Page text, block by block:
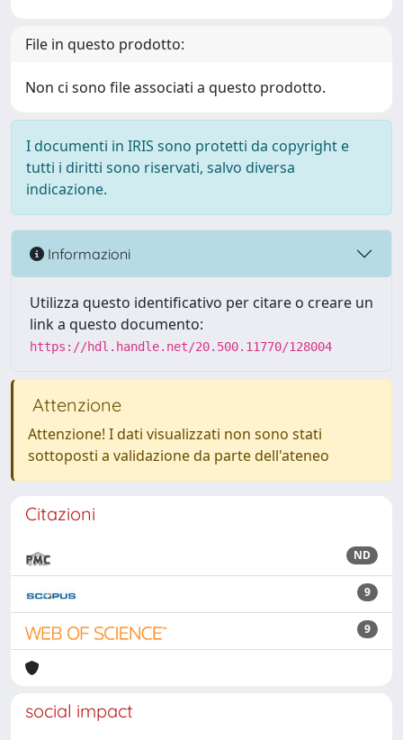
File in questo prodotto:
Non ci sono file associati a questo prodotto.
I documenti in IRIS sono protetti da copyright e
tutti i diritti sono riservati, salvo diversa
indicazione.
Informazioni
Utilizza questo identificativo per citare o creare un
link a questo documento:
https://hdl.handle.net/20.500.11770/128004
Attenzione
Attenzione! I dati visualizzati non sono stati
sottoposti a validazione da parte dell'ateneo
Citazioni
ND
9
9
social impact